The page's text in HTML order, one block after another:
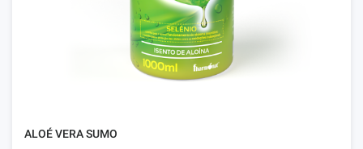
ALOÉ VERA SUMO